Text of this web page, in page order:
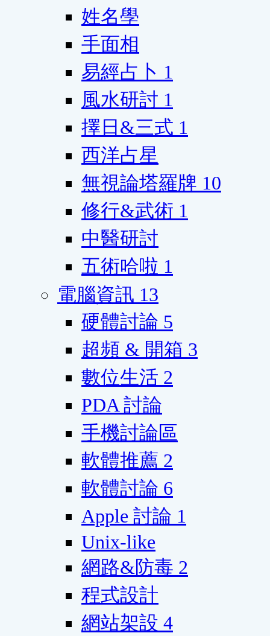
姓名學
手面相
易經占卜 1
風水研討 1
擇日&三式 1
西洋占星
無視論塔羅牌 10
修行&武術 1
中醫研討
五術哈啦 1
電腦資訊 13
硬體討論 5
超頻 & 開箱 3
數位生活 2
PDA 討論
手機討論區
軟體推薦 2
軟體討論 6
Apple 討論 1
Unix-like
網路&防毒 2
程式設計
網站架設 4